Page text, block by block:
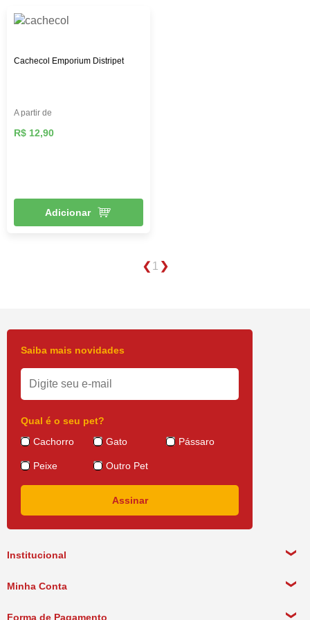
Cachecol Emporium Distripet
A partir de
R$ 12,90
Adicionar
1
Institucional
Minha Conta
Forma de Pagamento
Saiba mais novidades
Qual é o seu pet?
Cachorro
Gato Pássaro
Peixe Outro Pet